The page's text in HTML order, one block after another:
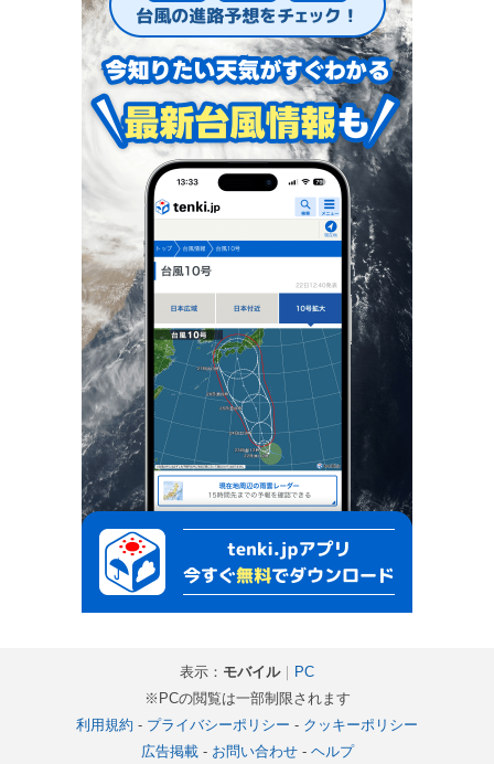
表示： モバイル｜ PC
※PCの閲覧は一部制限されます
利用規約 - プライバシーポリシー - クッキーポリシー
広告掲載- お問い合わせ- ヘルプ